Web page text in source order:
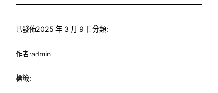
已發佈2025 年 3 月 9 日分類:
作者:admin
標籤: